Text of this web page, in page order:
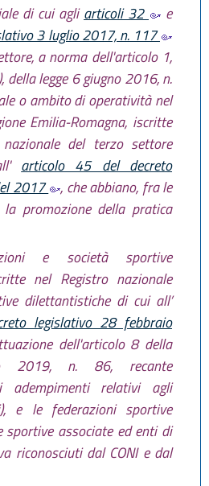
di cui agliarticoli 32
e
3 luglio 2017, n. 117
a norma dell'articolo 1,
della legge 6 giugno 2016, n.
o ambito di operatività nel
Emilia-Romagna, iscritte
del terzo settore
articolo 45 del decreto
2017
, che abbiano, fra le
promozione della pratica
e società sportive
nel Registro nazionale
dilettantistiche di cui all’
legislativo 28 febbraio
dell'articolo 8 della
2019, n. 86, recante
adempimenti relativi agli
e le federazioni sportive
sportive associate ed enti di
riconosciuti dal CONI e dal